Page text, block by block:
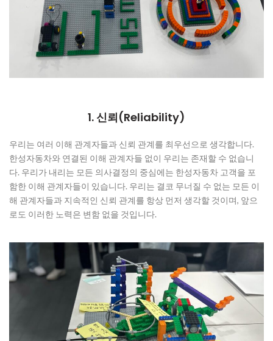
1. 신뢰(Reliability)
우리는 여러 이해 관계자들과 신뢰 관계를 최우선으로 생각합니다.
한성자동차와 연결된 이해 관계자들 없이 우리는 존재할 수 없습니
다. 우리가 내리는 모든 의사결정의 중심에는 한성자동차 고객을 포
함한 이해 관계자들이 있습니다. 우리는 결코 무너질 수 없는 모든 이
해 관계자들과 지속적인 신뢰 관계를 항상 먼저 생각할 것이며, 앞으
로도 이러한 노력은 변함 없을 것입니다.